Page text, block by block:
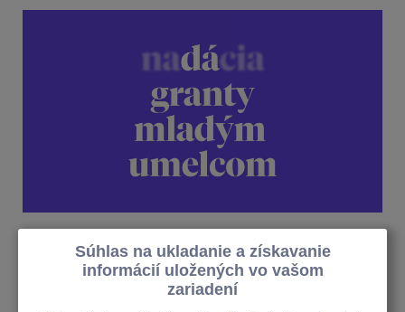
Zamestnanecké granty
Veríme, že umenie dokáže zmeniť svet k lepšiemu. Aby
sa tak však mohlo stať, potrebujeme umelcov nabitých